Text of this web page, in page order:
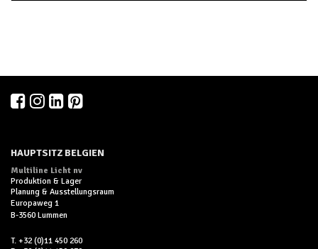
HAUPTSITZ BELGIEN
Multiline Licht nv
Produktion & Lager
Planung & Ausstellungsraum
Europaweg 1
B-3560 Lummen
T. +32 (0)11 450 260